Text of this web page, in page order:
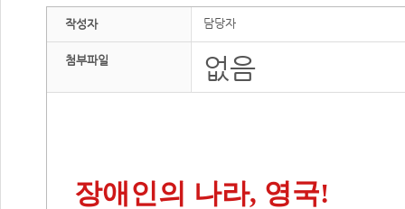
작성자 담당자
첨부파일 없음
장애인의 나라, 영국!